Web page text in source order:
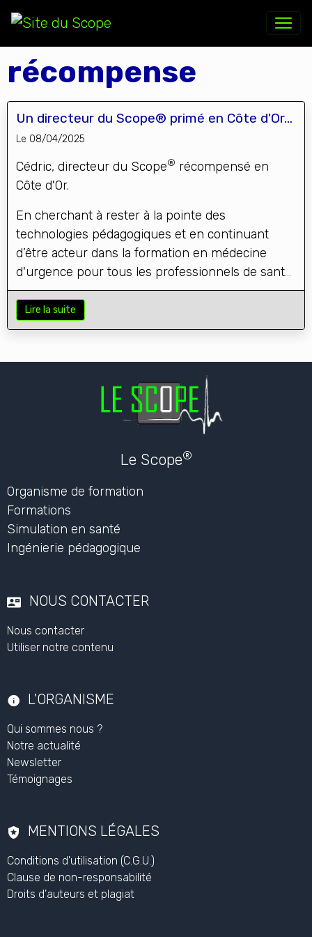
récompense
Un directeur du Scope® primé en Côte d'Or...
Le 08/04/2025
Cédric, directeur du Scope® récompensé en
Côte d'Or.
En cherchant à rester à la pointe des
technologies pédagogiques et en continuant
d’être acteur dans la formation en médecine
d'urgence pour tous les professionnels de santé,
Le Scope avance avec des projets innovants.
Lire la suite
Le Scope®
Organisme de formation
Formations
Simulation en santé
Ingénierie pédagogique
NOUS CONTACTER
Nous contacter
Utiliser notre contenu
L'ORGANISME
Qui sommes nous ?
Notre actualité
Newsletter
Témoignages
MENTIONS LÉGALES
Conditions d'utilisation (C.G.U.)
Clause de non-responsabilité
Droits d'auteurs et plagiat